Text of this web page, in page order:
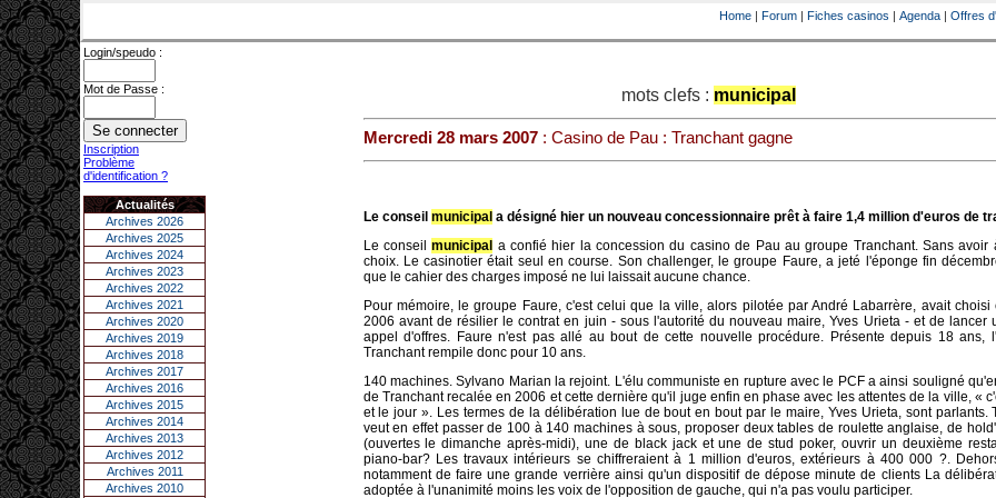
Home | Forum | Fiches casinos | Agenda | Offres
Login/speudo :
Mot de Passe :
Inscription
Problème
d'identification ?
Actualités
Archives 2026
Archives 2025
Archives 2024
Archives 2023
Archives 2022
Archives 2021
Archives 2020
Archives 2019
Archives 2018
Archives 2017
Archives 2016
Archives 2015
Archives 2014
Archives 2013
Archives 2012
Archives 2011
Archives 2010
mots clefs : municipal
Mercredi 28 mars 2007: Casino de Pau : Tranchant gagne
Le conseil municipal a désigné hier un nouveau concessionnaire prêt à faire 1,4 million d'euros de
Le conseilmunicipal a confié hier la concession du casino de Pau au groupe Tranchant. Sans avoir
choix. Le casinotier était seul en course. Son challenger, le groupe Faure, a jeté l'éponge fin
que le cahier des charges imposé ne lui laissait aucune chance.
Pour mémoire, le groupe Faure, c'est celui que la ville, alors pilotée par André Labarrère, avait choisi
2006 avant de résilier le contrat en juin - sous l'autorité du nouveau maire, Yves Urieta - et de lancer
appel d'offres. Faure n'est pas allé au bout de cette nouvelle procédure. Présente depuis 18 ans,
Tranchant rempile donc pour 10 ans.
140 machines. Sylvano Marian la rejoint. L'élu communiste en rupture avec le PCF a ainsi souligné
de Tranchant recalée en 2006 et cette dernière qu'il juge enfin en phase avec les attentes de la ville, «
et le jour ». Les termes de la délibération lue de bout en bout par le maire, Yves Urieta, sont parlants.
veut en effet passer de 100 à 140 machines à sous, proposer deux tables de roulette anglaise, de
(ouvertes le dimanche après-midi), une de black jack et une de stud poker, ouvrir un deuxième
piano-bar? Les travaux intérieurs se chiffreraient à 1 million d'euros, extérieurs à 400 000 ?.
notamment de faire une grande verrière ainsi qu'un dispositif de dépose minute de clients La
adoptée à l'unanimité moins les voix de l'opposition de gauche, qui n'a pas voulu participer.